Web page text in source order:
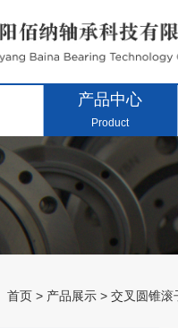
产品中心
Product
首页> 产品展示> 交叉圆锥滚